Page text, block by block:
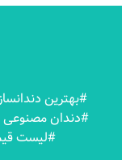
#بهترين
#دندان
#لیست